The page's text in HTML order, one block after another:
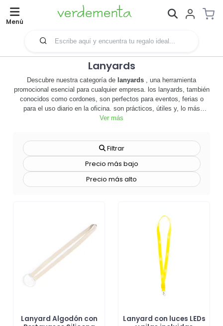
Menú
Lanyards
Descubre nuestra categoría de lanyards , una herramienta
promocional esencial para cualquier empresa. los lanyards, también
conocidos como cordones, son perfectos para eventos, ferias o
para el uso diario en la oficina. son prácticos, útiles y, lo más
importante, personalizables. con ellos, tu marca estará siempre
duraderos y cómodos de llevar. puedes elegir entre una variedad de
colores, estilos y materiales para que se ajusten perfectamente a la
imagen de tu empresa. además, ofrecemos diferentes técnicas de
personalización, desde la impresión a todo color hasta el grabado
láser, para que tu logotipo o mensaje destaque de la mejor manera
desde startups hasta grandes corporaciones. no pierdas la
oportunidad de hacer que tu marca sea recordada. ¡explora nuestra
lanyards y personaliza los tuyos hoy mismo! 🚀
Ver más
Filtrar
Precio más bajo
Precio más alto
Lanyard Algodón con
Lanyard con luces LEDs